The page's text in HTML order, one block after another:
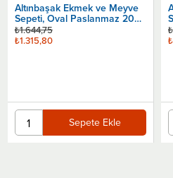
Altınbaşak Ekmek ve Meyve
Sepeti, Oval Paslanmaz 25
Cm
₺1.557,94
₺1.947,43
Sepete Ekle